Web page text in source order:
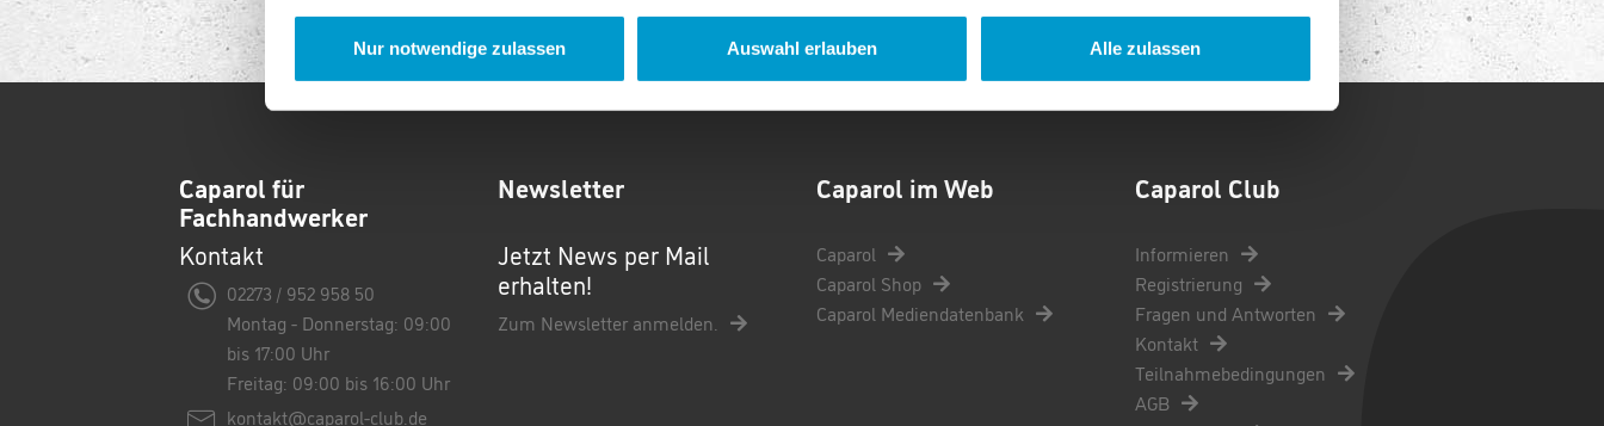
Nur notwendige zulassen Auswahl erlauben Alle zulassen
Caparol für
Fachhandwerker
Kontakt
02273 / 952 958 50
Montag - Donnerstag: 09:00
bis 17:00 Uhr
Freitag: 09:00 bis 16:00 Uhr
kontakt@caparol-club.de
Newsletter
Jetzt News per Mail
erhalten!
Zum Newsletter anmelden.
Caparol im Web
Caparol
Caparol Shop
Caparol Mediendatenbank
Caparol Club
Informieren
Registrierung
Fragen und Antworten
Kontakt
Teilnahmebedingungen
AGB